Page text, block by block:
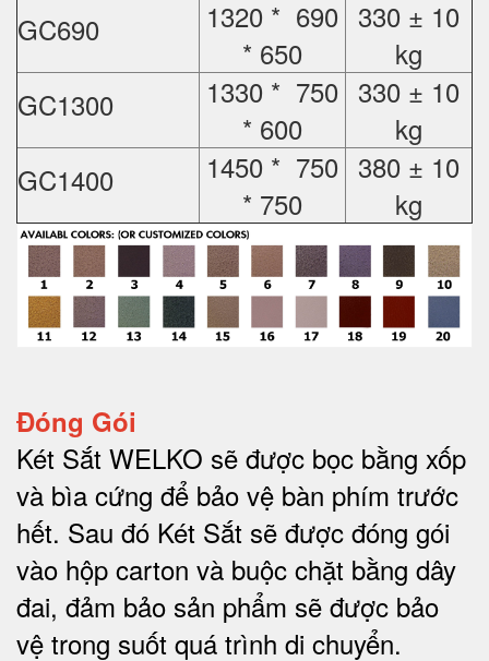
GC690
1320 * 690
* 650
330 ± 10
kg
GC1300
1330 * 750
* 600
330 ± 10
kg
GC1400
1450 * 750
* 750
380 ± 10
kg
Đóng Gói
Két Sắt WELKO sẽ được bọc bằng xốp
và bìa cứng để bảo vệ bàn phím trước
hết. Sau đó Két Sắt sẽ được đóng gói
vào hộp carton và buộc chặt bằng dây
đai, đảm bảo sản phẩm sẽ được bảo
vệ trong suốt quá trình di chuyển.